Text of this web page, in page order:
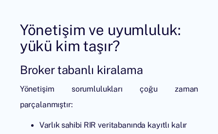
Yönetişim ve uyumluluk:
yükü kim taşır?
Broker tabanlı kiralama
Yönetişim sorumlulukları çoğu zaman
parçalanmıştır:
Varlık sahibi RIR veritabanında kayıtlı kalır